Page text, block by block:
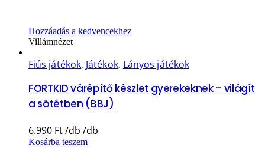
Hozzáadás a kedvencekhez
Villámnézet
Fiús játékok, Játékok, Lányos játékok
FORTKID várépítő készlet gyerekeknek – világít
a sötétben (BBJ)
6.990 Ft
Kosárba teszem